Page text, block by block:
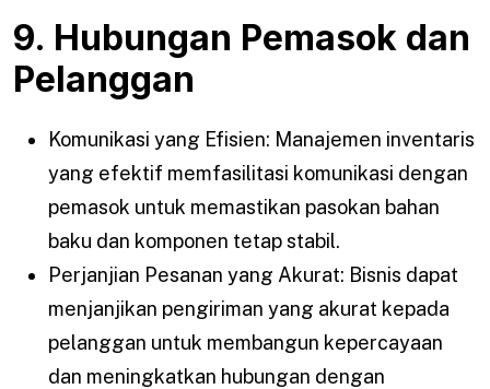
9. Hubungan Pemasok dan
Pelanggan
Komunikasi yang Efisien: Manajemen inventaris
yang efektif memfasilitasi komunikasi dengan
pemasok untuk memastikan pasokan bahan
baku dan komponen tetap stabil.
Perjanjian Pesanan yang Akurat: Bisnis dapat
menjanjikan pengiriman yang akurat kepada
pelanggan untuk membangun kepercayaan
dan meningkatkan hubungan dengan